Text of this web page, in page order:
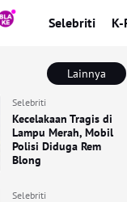
Selebriti K-
Lainnya
Selebriti
Kecelakaan Tragis di
Lampu Merah, Mobil
Polisi Diduga Rem
Blong
Selebriti